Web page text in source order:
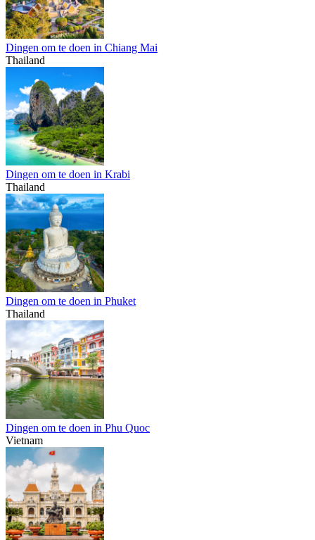
Dingen om te doen in Chiang Mai
Thailand
Dingen om te doen in Krabi
Thailand
Dingen om te doen in Phuket
Thailand
Dingen om te doen in Phu Quoc
Vietnam